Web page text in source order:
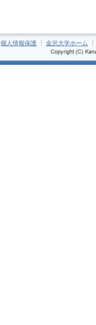
個人情報保護 金沢大学ホーム